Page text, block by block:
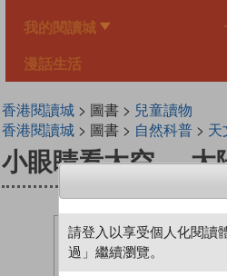
我的閱讀城
漫話生活
香港閱讀城> 圖書 > 兒童讀物
香港閱讀城> 圖書 > 自然科普> 天
小眼睛看太空──太
請登入以享受個人化閱讀
過」繼續瀏覽。